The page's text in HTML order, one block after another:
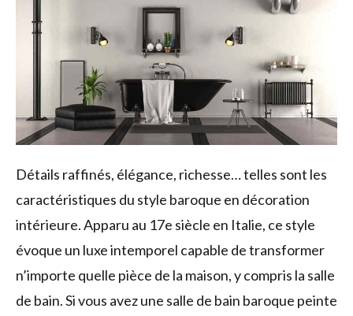
Détails raffinés, élégance, richesse… telles sont les
caractéristiques du style baroque en décoration
intérieure. Apparu au 17e siècle en Italie, ce style
évoque un luxe intemporel capable de transformer
n’importe quelle pièce de la maison, y compris la salle
de bain. Si vous avez une salle de bain baroque peinte